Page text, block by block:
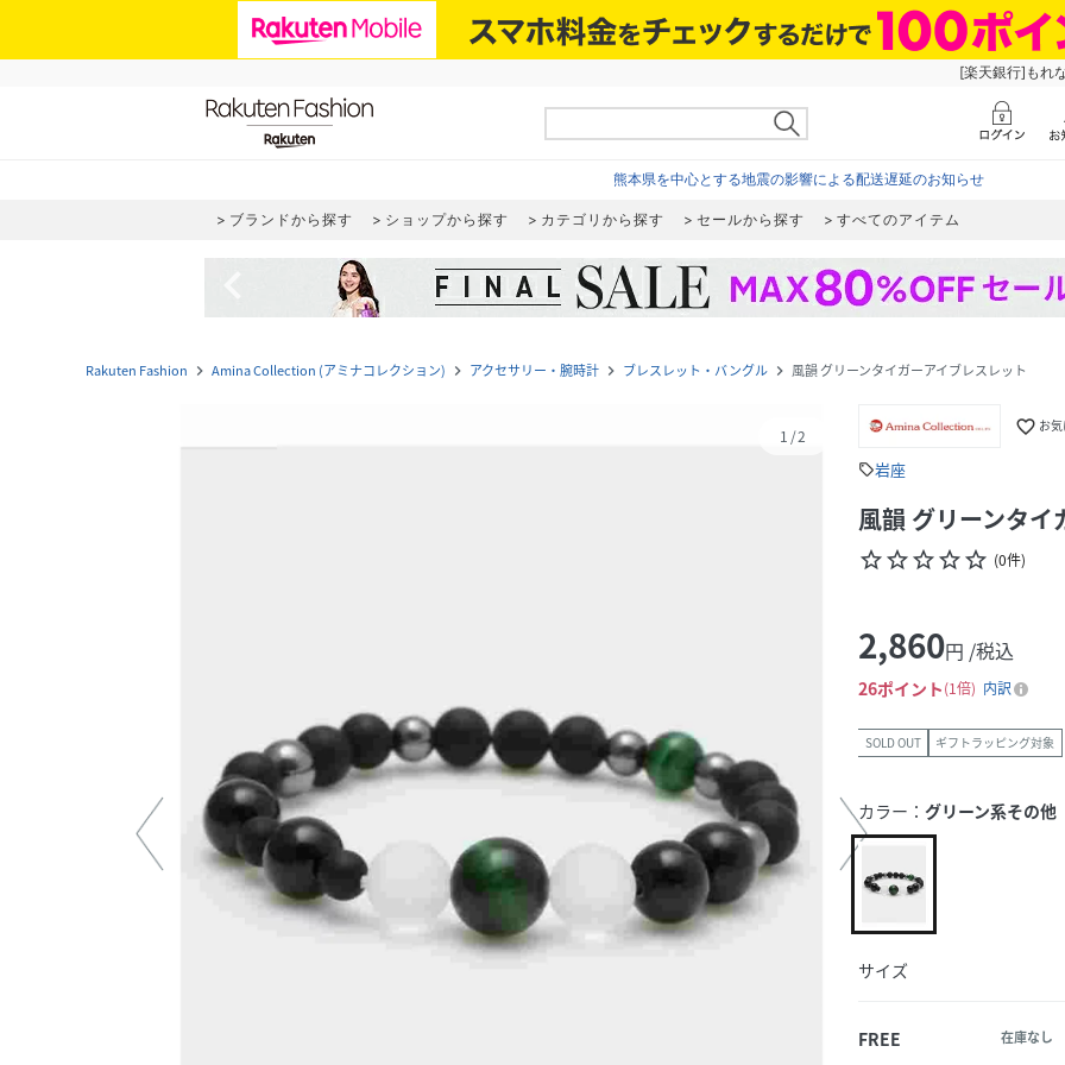
[楽天銀行]もれ
熊本県を中心とする地震の影響による配送遅延のお知らせ
ブランドから探す ショップから探す カテゴリから探す セールから探す すべてのアイテム
Rakuten Fashion navigate_next Amina Collection (アミナコレクション) navigate_next アクセサリー・腕時計 navigate_next ブレスレット・バングル navigate_next 風韻 グリーンタイガーアイブレスレット
1 /2 favorite_border お
sell岩座
風韻 グリーンタイ
star_borderstar_borderstar_borderstar_borderstar_border (0件)
2,860円 /税込
26ポイント 1倍 内訳
SOLD OUT ギフトラッピング対象
カラー： グリーン系その他
サイズ
FREE 在庫なし